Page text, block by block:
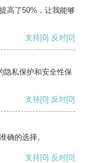
高了50%，让我能够
支持[0] 反对[0]
隐私保护和安全性保
支持[0] 反对[0]
确的选择。
支持[0] 反对[0]